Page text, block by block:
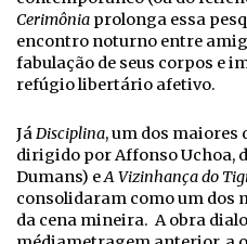
Cerimônia prolonga essa
encontro noturno entre
fabulação de seus corpos e
refúgio libertário afetivo.
JáDisciplina, um dos maiores
dirigido por Affonso Uchoa,
Dumans) eA Vizinhança do
consolidaram como um
da cena mineira. A obra